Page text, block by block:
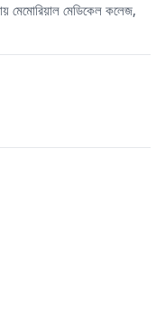
মেমোরিয়াল মেডিকেল কলেজ,